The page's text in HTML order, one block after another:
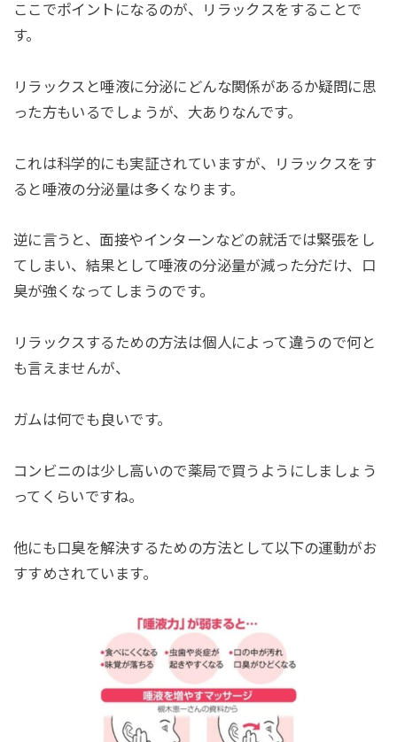
ここでポイントになるのが、リラックスをすることで
す。
リラックスと唾液に分泌にどんな関係があるか疑問に思
った方もいるでしょうが、大ありなんです。
これは科学的にも実証されていますが、リラックスをす
ると唾液の分泌量は多くなります。
逆に言うと、面接やインターンなどの就活では緊張をし
てしまい、結果として唾液の分泌量が減った分だけ、口
臭が強くなってしまうのです。
リラックスするための方法は個人によって違うので何と
も言えませんが、
ガムは何でも良いです。
コンビニのは少し高いので薬局で買うようにしましょう
ってくらいですね。
他にも口臭を解決するための方法として以下の運動がお
すすめされています。